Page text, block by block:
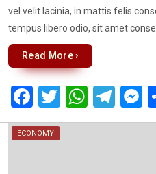
vel velit lacinia, in mattis felis
tempus libero odio, sit amet
Read More ›
F
a
ce
T
wi
W
h
T
el
ECONOMY